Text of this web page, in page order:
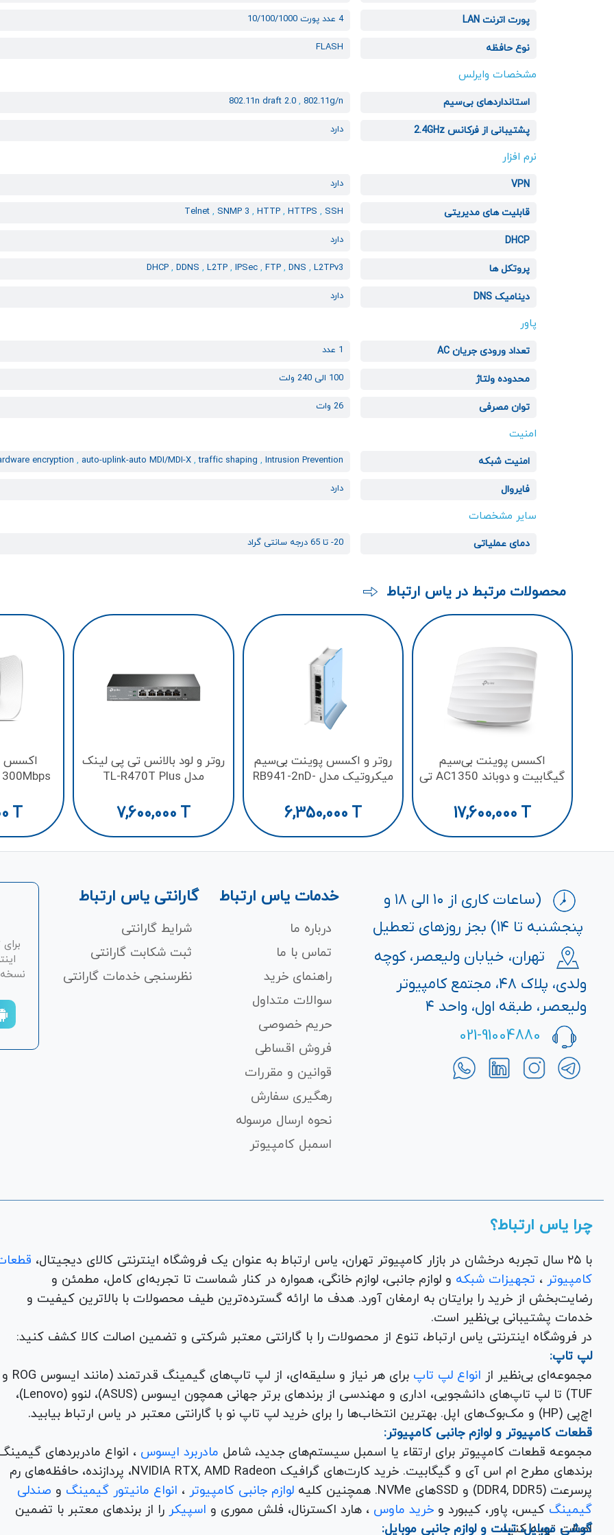
پورت اترنت LAN 4 عدد پورت 10/100/1000
نوع حافظه FLASH
مشخصات وایرلس
استانداردهای بی‌سیم 802.11n draft 2.0,802.11g/n
پشتیبانی از فرکانس 2.4GHz دارد
نرم افزار
VPN دارد
قابلیت های مدیریتی Telnet,SNMP 3,HTTP,HTTPS,SSH
DHCP دارد
پروتکل ها DHCP,DDNS,L2TP,IPSec,FTP,DNS,L2TPv3
دینامیک DNS دارد
پاور
تعداد ورودی جریان AC 1 عدد
محدوده ولتاژ 100 الی 240 ولت
توان مصرفی 26 وات
امنیت
امنیت شبکه encryption, auto-uplink-auto MDI/MDI-X,traffic shaping,Intrusion Prevention
فایروال دارد
سایر مشخصات
دمای عملیاتی 20- تا 65 درجه سانتی گراد
محصولات مرتبط در یاس ارتباط
اکسس پوینت بی‌سیم
گیگابیت و دوباند AC1350 تی‌
17,600,000 T
روتر و اکسس پوینت بی‌سیم
میکروتیک مدل RB941-2nD-
6,350,000 T
روتر و لود بالانس تی پی لینک
مدل TL-R470T Plus
7,600,000 T
اکسس
T
(ساعات کاری از ۱۰ الی ۱۸ و
پنجشنبه تا ۱۴) بجز روزهای تعطیل
تهران، خیابان ولیعصر، کوچه
ولدی، پلاک ۴۸، مجتمع کامپیوتر
ولیعصر، طبقه اول، واحد ۴
021-91004880
خدمات یاس ارتباط
درباره ما
تماس با ما
راهنمای خرید
سوالات متداول
حریم خصوصی
فروش اقساطی
قوانین و مقررات
رهگیری سفارش
نحوه ارسال مرسوله
اسمبل کامپیوتر
گارانتی یاس ارتباط
شرایط گارانتی
ثبت شکابت‌ گارانتی
نظرسنجی خدمات گارانتی
نسخه
چرا یاس ارتباط؟
با ۲۵ سال تجربه درخشان در بازار کامپیوتر تهران، یاس ارتباط به عنوان یک فروشگاه اینترنتی کالای دیجیتال،
کامپیوتر ، تجهیزات شبکه
و لوازم جانبی، لوازم خانگی، همواره در کنار شماست تا تجربه‌ای کامل، مطمئن و
رضایت‌بخش از خرید را برایتان به ارمغان آورد. هدف ما ارائه گسترده‌ترین طیف محصولات با بالاترین کیفیت و
خدمات پشتیبانی بی‌نظیر است.
در فروشگاه اینترنتی یاس ارتباط، تنوع از محصولات را با گارانتی معتبر شرکتی و تضمین اصالت کالا کشف کنید:
لپ تاپ:
مجموعه‌ای بی‌نظیر از انواع لپ تاپ
برای هر نیاز و سلیقه‌ای، از لپ تاپ‌های گیمینگ قدرتمند (مانند ایسوس ROG و
TUF) تا لپ تاپ‌های دانشجویی، اداری و مهندسی از برندهای برتر جهانی همچون ایسوس (ASUS)، لنوو (Lenovo)،
اچ‌پی (HP) و مک‌بوک‌های اپل. بهترین انتخاب‌ها را برای خرید لپ تاپ نو با گارانتی معتبر در یاس ارتباط بیابید.
قطعات کامپیوتر و لوازم جانبی کامپیوتر:
مجموعه قطعات کامپیوتر برای ارتقاء یا اسمبل سیستم‌های جدید، شامل مادربرد ایسوس ، انواع مادربردهای
برندهای مطرح ام اس آی و گیگابیت. خرید کارت‌های گرافیک NVIDIA RTX, AMD Radeon، پردازنده‌، حافظه‌های رم
پرسرعت (DDR4, DDR5) و SSDهای NVMe. همچنین کلیه
لوازم جانبی کامپیوتر ، انواع مانیتور گیمینگ
صندلی
گیمینگ کیس، پاور، کیبورد و خرید ماوس ، هارد اکسترنال، فلش مموری و اسپیکر را از برندهای معتبر با تضمین
اصالت تهیه کنید.
گوشی موبایل، تبلت و لوازم جانبی موبایل: